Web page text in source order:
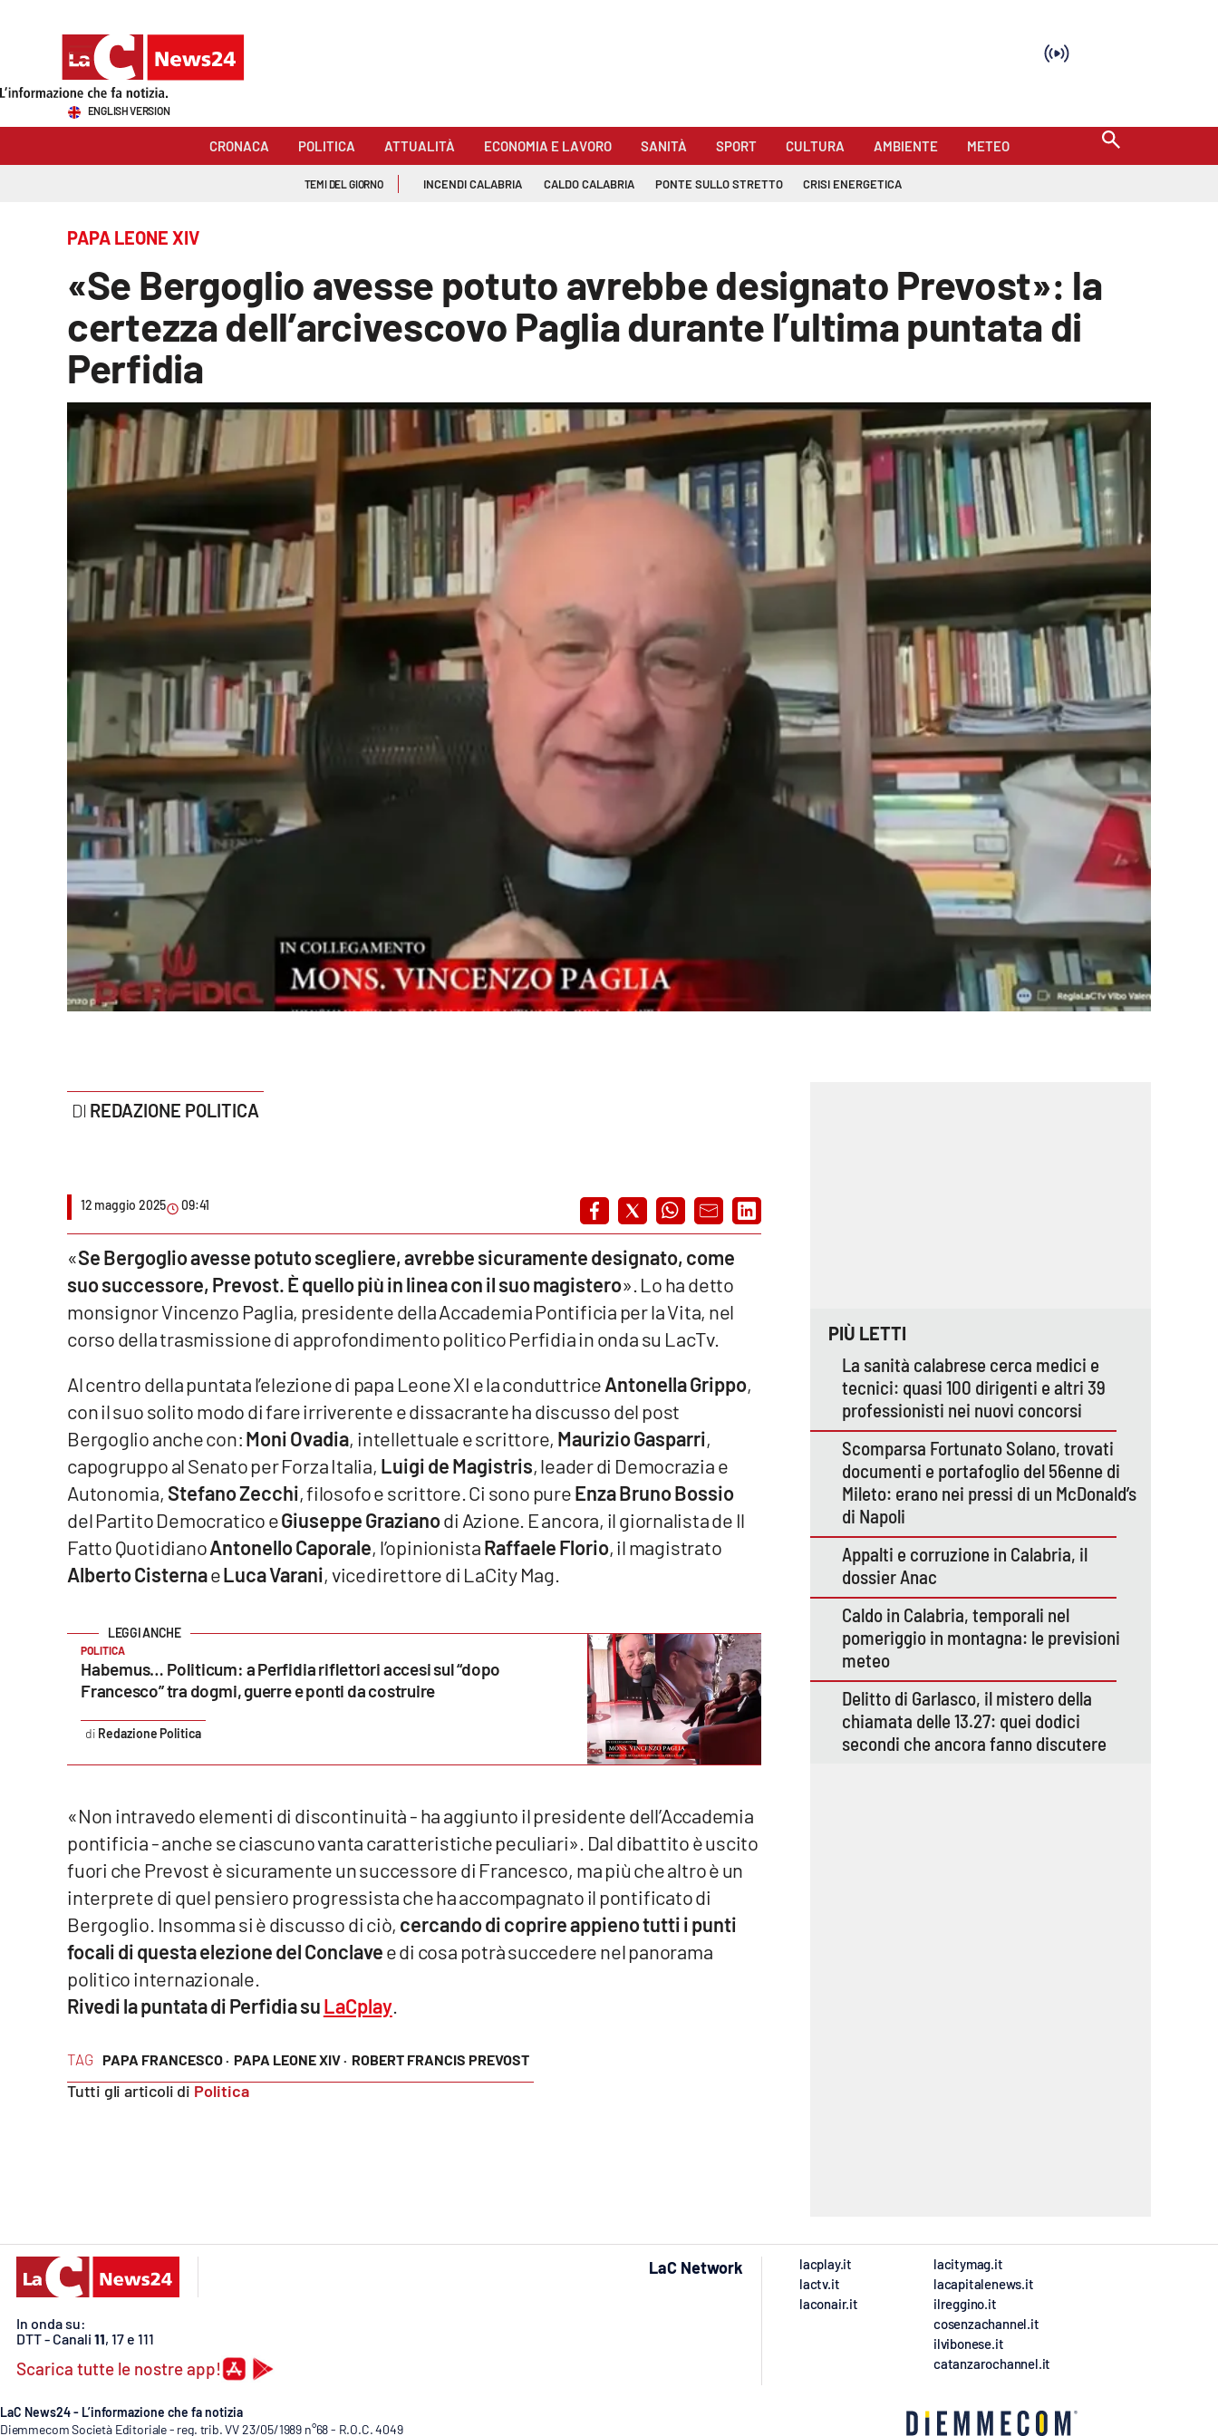
Sezioni
Economia e lavoro
Italia Mondo
Rubriche
Leggendo Alvaro insieme
Le perfidie di Antonella Grippo
Venti di comunicazione
Streaming
LaC Network
Buona Sanità Calabria
Calabriavisione
Destinazioni
Laconair.it
Lacitymag.it
Lacapitalenews.it
Ilreggino.it
ENGLISH VERSION
CRONACA POLITICA ATTUALITÀ ECONOMIA E LAVORO SANITÀ SPORT CULTURA AMBIENTE METEO
TEMI DEL GIORNO INCENDI CALABRIA CALDO CALABRIA PONTE SULLO STRETTO CRISI ENERGETICA
PAPA LEONE XIV
«Se Bergoglio avesse potuto avrebbe designato Prevost»: la
certezza dell’arcivescovo Paglia durante l’ultima puntata di
Perfidia
REDAZIONE POLITICA
12 maggio 2025 09:41
TAG PAPA FRANCESCO · PAPA LEONE XIV · ROBERT FRANCIS PREVOST
Tutti gli articoli di Politica
«Se Bergoglio avesse potuto scegliere, avrebbe sicuramente designato, come
suo successore, Prevost. È quello più in linea con il suo magistero». Lo ha detto
monsignor Vincenzo Paglia, presidente della Accademia Pontificia per la Vita, nel
corso della trasmissione di approfondimento politico Perfidia in onda su LacTv.
Al centro della puntata l’elezione di papa Leone XI e la conduttriceAntonella Grippo,
con il suo solito modo di fare irriverente e dissacrante ha discusso del post
Bergoglio anche con:Moni Ovadia, intellettuale e scrittore, Maurizio Gasparri,
capogruppo al Senato per Forza Italia, Luigi de Magistris, leader di Democrazia e
Autonomia, Stefano Zecchi, filosofo e scrittore. Ci sono pureEnza Bruno Bossio
del Partito Democratico eGiuseppe Grazianodi Azione. E ancora, il giornalista de Il
Fatto QuotidianoAntonello Caporale, l’opinionistaRaffaele Florio, il magistrato
Alberto CisternaeLuca Varani, vicedirettore di LaCity Mag.
POLITICA
Habemus… Politicum: a Perfidia riflettori accesi sul “dopo
Francesco” tra dogmi, guerre e ponti da costruire
Redazione Politica
«Non intravedo elementi di discontinuità - ha aggiunto il presidente dell’Accademia
pontificia - anche se ciascuno vanta caratteristiche peculiari». Dal dibattito è uscito
fuori che Prevost è sicuramente un successore di Francesco, ma più che altro è un
interprete di quel pensiero progressista che ha accompagnato il pontificato di
Bergoglio. Insomma si è discusso di ciò, cercando di coprire appieno tutti i punti
focali di questa elezione del Conclavee di cosa potrà succedere nel panorama
politico internazionale.
Rivedi la puntata di Perfidia suLaCplay.
PIÙ LETTI
La sanità calabrese cerca medici e
tecnici: quasi 100 dirigenti e altri 39
professionisti nei nuovi concorsi
Scomparsa Fortunato Solano, trovati
documenti e portafoglio del 56enne di
Mileto: erano nei pressi di un McDonald’s
di Napoli
Appalti e corruzione in Calabria, il
dossier Anac
Caldo in Calabria, temporali nel
pomeriggio in montagna: le previsioni
meteo
Delitto di Garlasco, il mistero della
chiamata delle 13.27: quei dodici
secondi che ancora fanno discutere
In onda su:
DTT - Canali 11, 17 e 111
Scarica tutte le nostre app!
LaC Network
lacplay.it
lactv.it
laconair.it
lacitymag.it
lacapitalenews.it
ilreggino.it
cosenzachannel.it
ilvibonese.it
catanzarochannel.it
LaC News24 - L’informazione che fa notizia
Diemmecom Società Editoriale - reg. trib. VV 23/05/1989 n°68 - R.O.C. 4049